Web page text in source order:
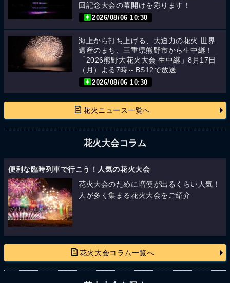
回記念大会の幕開けを彩ります！
2026/08/06 10:30
海上から打ち上げる、大迫力の花火 世界
遺産のまち、三重県熊野市から生中継！
「2026熊野大花火大会 生中継」8月17日
（月）よる7時～BS12で放送
2026/08/06 10:30
花火ニュース一覧へ
花火大会コラム
便利な臨時列車で行こう！人気の花火大会
花火大会のために増便が出るくらい人気！
人が多く集まる花火大会をご紹介
花火大会コラム一覧へ